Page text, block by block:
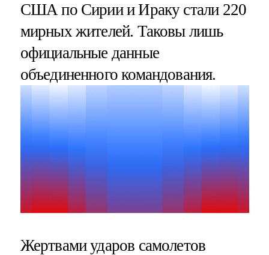
США по Сирии и Ираку стали 220
мирных жителей. Таковы лишь
официальные данные
объединенного командования.
Жертвами ударов самолетов